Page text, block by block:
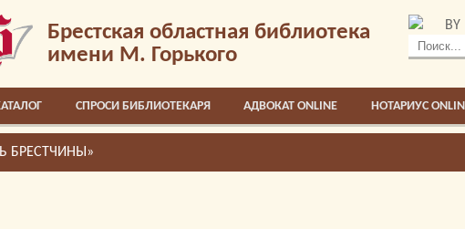
Брестская областная библиотека
имени М. Горького
BY
СПРОСИ БИБЛИОТЕКАРЯ АДВОКАТ ONLINE НОТАРИУС
БРЕСТЧИНЫ»